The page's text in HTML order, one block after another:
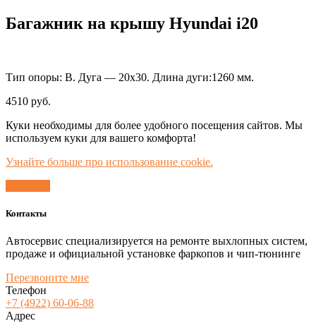
Багажник на крышу Hyundai i20
Тип опоры: В. Дуга — 20х30. Длина дуги:1260 мм.
4510 руб.
Куки необходимы для более удобного посещения сайтов. Мы
используем куки для вашего комфорта!
Узнайте больше про использование cookie.
Контакты
Автосервис специализируется на ремонте выхлопных систем,
продаже и официальной установке фаркопов и чип-тюнинге
Перезвоните мне
Телефон
+7 (4922) 60-06-88
Адрес